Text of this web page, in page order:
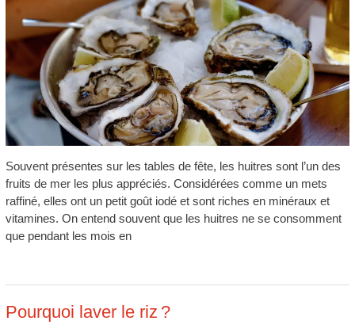
Souvent présentes sur les tables de fête, les huitres sont l’un des
fruits de mer les plus appréciés. Considérées comme un mets
raffiné, elles ont un petit goût iodé et sont riches en minéraux et
vitamines. On entend souvent que les huitres ne se consomment
que pendant les mois en
Pourquoi laver le riz ?